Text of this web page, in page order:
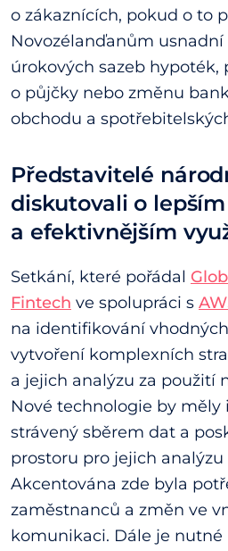
o zákaznících, pokud o to
Novozélanďanům
úrokových sazeb hypoték,
o půjčky nebo změnu
obchodu a
Představitelé
diskutovali o lepším
a efektivnějším
Setkání, které pořádal
Fintech ve spolupráci s
na identifikování
vytvoření komplexních
a jejich analýzu za použití
Nové technologie by
strávený sběrem dat a
prostoru pro jejich analýzu
Akcentována zde byla
zaměstnanců a změn ve
komunikaci. Dále je nutné